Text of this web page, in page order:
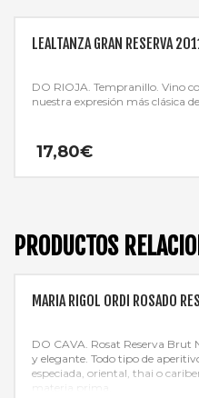
LEALTANZA GRAN RESERVA
DO RIOJA. Tempranillo. Vino
nuestra expresión más clásica
17,80€
PRODUCTOS
MARIA RIGOL ORDI ROSADO
DO CAVA. Rosat Reserva Brut
y elegante. Todo tipo de
especiada, oriental, thai o